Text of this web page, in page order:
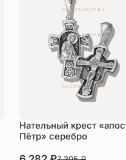
Нательный крест
Пётр» серебро